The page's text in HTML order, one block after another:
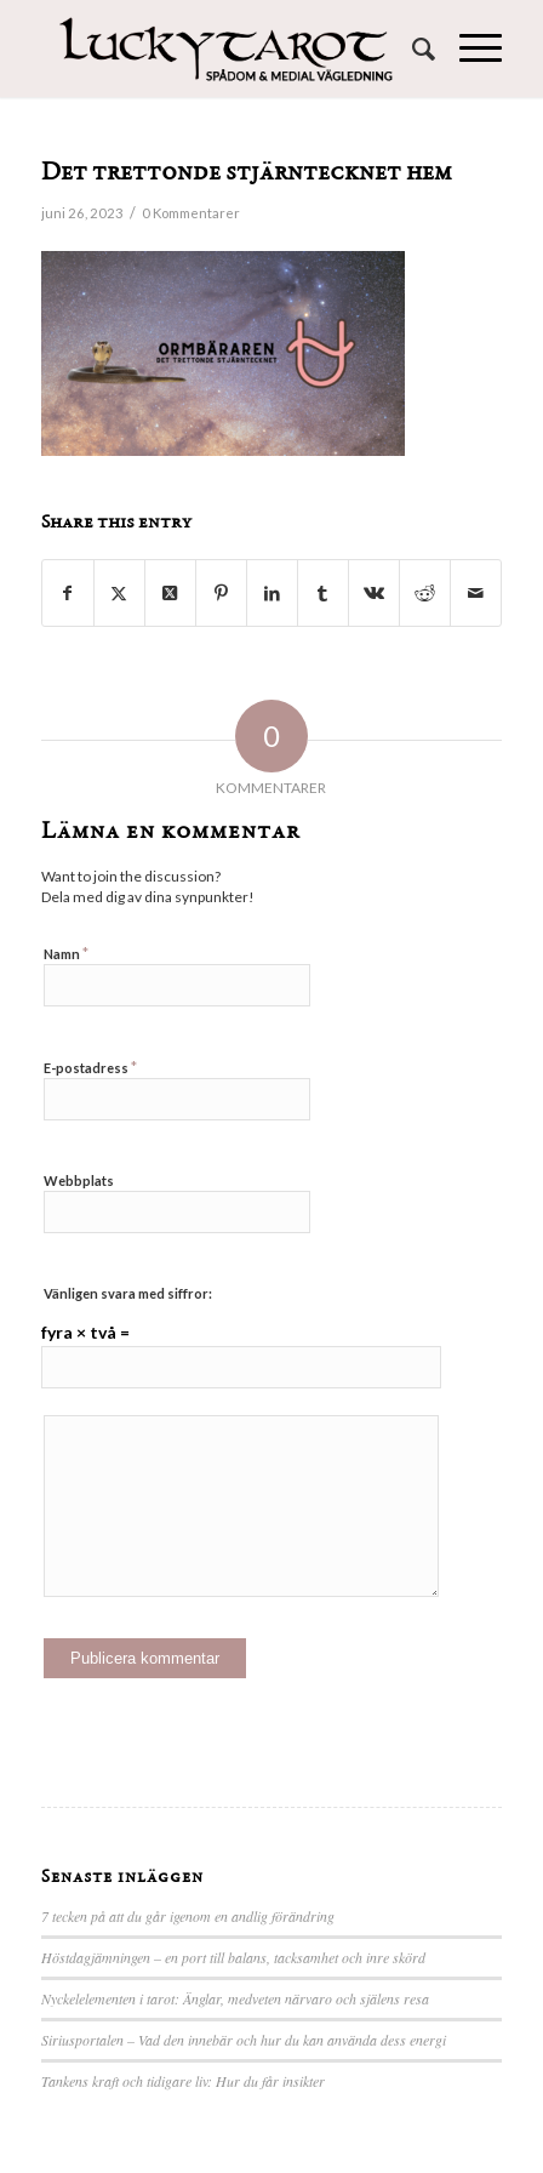
Det trettonde stjärntecknet hem
juni 26, 2023 / 0 Kommentarer
Share this entry
0
KOMMENTARER
Lämna en kommentar
Want to join the discussion?
Dela med dig av dina synpunkter!
Namn *
E-postadress *
Webbplats
Vänligen svara med siffror:
fyra × två =
Senaste inläggen
7 tecken på att du går igenom en andlig förändring
Höstdagjämningen – en port till balans, tacksamhet och inre skörd
Nyckelelementen i tarot: Änglar, medveten närvaro och själens resa
Siriusportalen – Vad den innebär och hur du kan använda dess energi
Tankens kraft och tidigare liv: Hur du får insikter